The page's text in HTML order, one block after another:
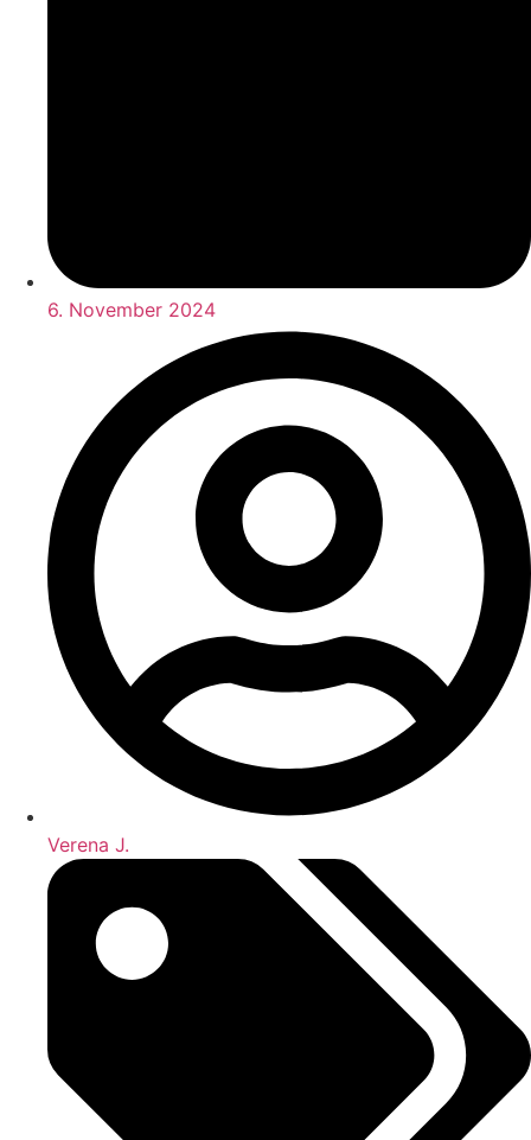
6. November 2024
Verena J.